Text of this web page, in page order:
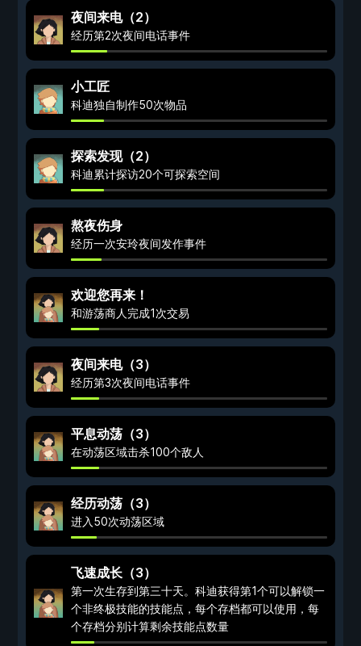
夜间来电（2）
经历第2次夜间电话事件
小工匠
科迪独自制作50次物品
探索发现（2）
科迪累计探访20个可探索空间
熬夜伤身
经历一次安玲夜间发作事件
欢迎您再来！
和游荡商人完成1次交易
夜间来电（3）
经历第3次夜间电话事件
平息动荡（3）
在动荡区域击杀100个敌人
经历动荡（3）
进入50次动荡区域
飞速成长（3）
第一次生存到第三十天。科迪获得第1个可以解锁一
个非终极技能的技能点，每个存档都可以使用，每
个存档分别计算剩余技能点数量